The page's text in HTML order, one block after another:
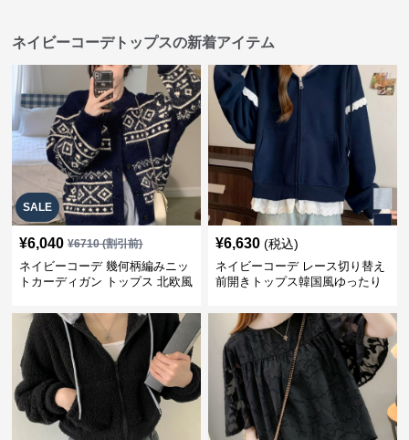
ネイビーコーデトップスの新着アイテム
SALE
¥6,040 ¥6710(割引前)
ネイビーコーデ 幾何柄編みニッ
トカーディガン トップス 北欧風
¥6,630 (税込)
ネイビーコーデ レース切り替え
前開きトップス韓国風ゆったり